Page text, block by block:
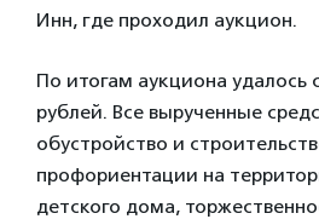
Инн, где проходил аукцион.
По итогам аукциона удалось
рублей. Все вырученные
обустройство и
профориентации на
детского дома,